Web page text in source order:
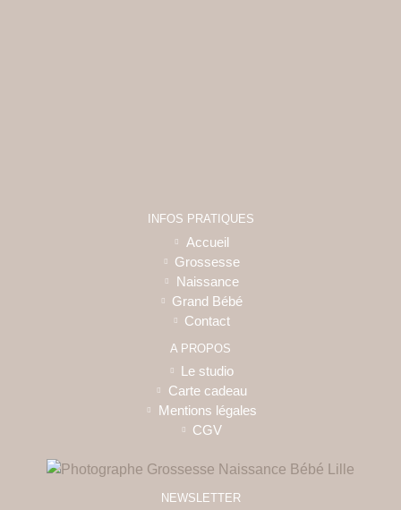
INFOS PRATIQUES
Accueil
Grossesse
Naissance
Grand Bébé
Contact
A PROPOS
Le studio
Carte cadeau
Mentions légales
CGV
NEWSLETTER